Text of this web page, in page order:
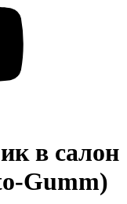
в салон
Gumm)